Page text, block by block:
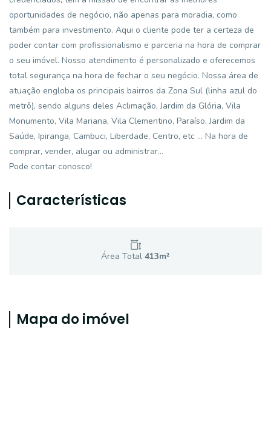
oportunidades de negócio, não apenas para moradia, como
também para investimento. Aqui o cliente pode ter a certeza de
poder contar com profissionalismo e parceria na hora de comprar
o seu imóvel. Nosso atendimento é personalizado e oferecemos
total segurança na hora de fechar o seu negócio. Nossa área de
atuação engloba os principais bairros da Zona Sul (linha azul do
metrô), sendo alguns deles Aclimação, Jardim da Glória, Vila
Monumento, Vila Mariana, Vila Clementino, Paraíso, Jardim da
Saúde, Ipiranga, Cambuci, Liberdade, Centro, etc ... Na hora de
comprar, vender, alugar ou administrar...
Pode contar conosco!
Características
Área Total 413m²
Mapa do imóvel